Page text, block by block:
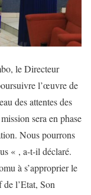
le Directeur
l’œuvre de
des attentes des
sera en phase
Nous pourrons
« , a-t-il déclaré.
à s’approprier le
l’Etat, Son